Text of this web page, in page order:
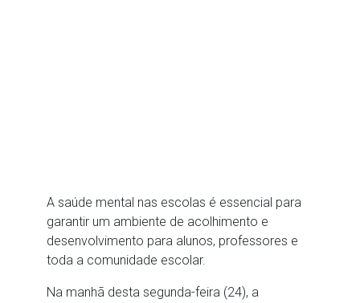
A saúde mental nas escolas é essencial para
garantir um ambiente de acolhimento e
desenvolvimento para alunos, professores e
toda a comunidade escolar.
Na manhã desta segunda-feira (24), a